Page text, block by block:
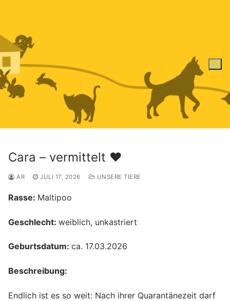
Cara – vermittelt ♥️
AR JULI 17, 2026 UNSERE TIERE
Rasse: Maltipoo
Geschlecht: weiblich, unkastriert
Geburtsdatum: ca. 17.03.2026
Beschreibung:
Endlich ist es so weit: Nach ihrer Quarantänezeit darf